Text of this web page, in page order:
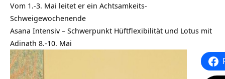
Vom 1.-3. Mai leitet er ein Achtsamkeits-
Schweigewochenende
Asana Intensiv – Schwerpunkt Hüftflexibilität und Lotus mit
Adinath 8.-10. Mai